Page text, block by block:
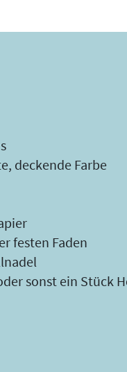
deckende Farbe
festen Faden
sonst ein Stück